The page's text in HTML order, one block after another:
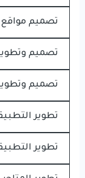
تصميم مواقع
تصميم
تصميم
تطوير
تطوير